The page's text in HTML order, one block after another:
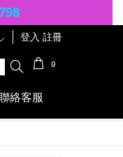
登入 註冊
0
絡客服